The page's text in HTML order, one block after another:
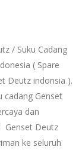
/ Suku Cadang
( Spare
Deutz indonsia ).
cadang Genset
dan
Genset Deutz
ke seluruh